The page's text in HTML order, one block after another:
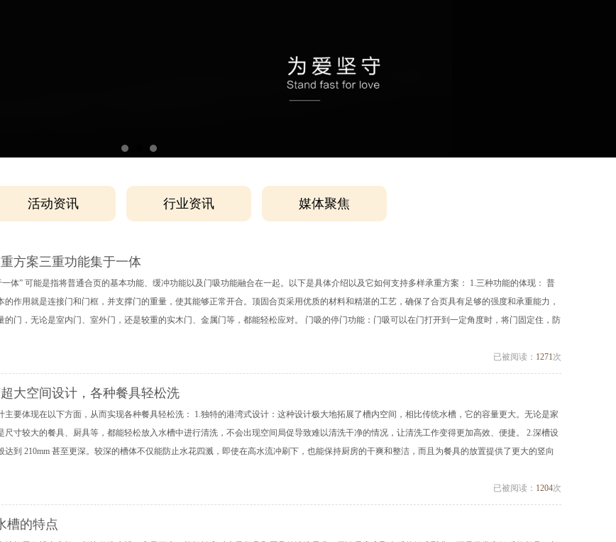
活动资讯 行业资讯 媒体聚焦
方案三重功能集于一体
体” 可能是指将普通合页的基本功能、缓冲功能以及门吸功能融合在一起。以下是具体介绍以及它如何支持多样承重方案： 1.三种功能的体现： 普
的作用就是连接门和门框，并支撑门的重量，使其能够正常开合。顶固合页采用优质的材料和精湛的工艺，确保了合页具有足够的强度和承重能力，
的门，无论是室内门、室外门，还是较重的实木门、金属门等，都能轻松应对。 门吸的停门功能：门吸可以在门打开到一定角度时，将门固定住，防
已被阅读： 1271次
大空间设计，各种餐具轻松洗
主要体现在以下方面，从而实现各种餐具轻松洗： 1.独特的港湾式设计：这种设计极大地拓展了槽内空间，相比传统水槽，它的容量更大。无论是家
尺寸较大的餐具、厨具等，都能轻松放入水槽中进行清洗，不会出现空间局促导致难以清洗干净的情况，让清洗工作变得更加高效、便捷。 2.深槽设
达到 210mm 甚至更深。较深的槽体不仅能防止水花四溅，即使在高水流冲刷下，也能保持厨房的干爽和整洁，而且为餐具的放置提供了更大的竖向
已被阅读： 1204次
槽的特点